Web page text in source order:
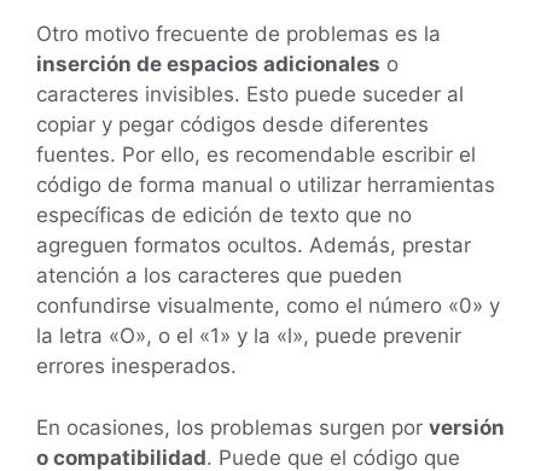
Otro motivo frecuente de problemas es la
inserción de espacios adicionales o
caracteres invisibles. Esto puede suceder al
copiar y pegar códigos desde diferentes
fuentes. Por ello, es recomendable escribir el
código de forma manual o utilizar herramientas
específicas de edición de texto que no
agreguen formatos ocultos. Además, prestar
atención a los caracteres que pueden
confundirse visualmente, como el número «0» y
la letra «O», o el «1» y la «l», puede prevenir
errores inesperados.
En ocasiones, los problemas surgen por versión
o compatibilidad. Puede que el código que